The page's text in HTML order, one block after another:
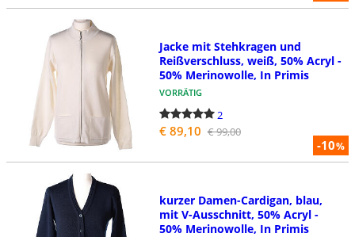
-10%
Jacke mit Stehkragen und
Reißverschluss, weiß, 50% Acryl -
50% Merinowolle, In Primis
VORRÄTIG
2
€ 89,10 € 99,00
kurzer Damen-Cardigan, blau,
mit V-Ausschnitt, 50% Acryl -
50% Merinowolle, In Primis